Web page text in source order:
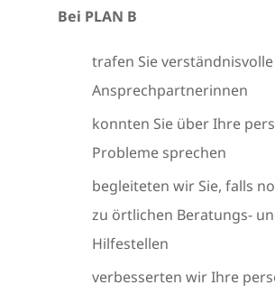
Bei PLAN B
trafen Sie verständnisvolle
Ansprechpartnerinnen
konnten Sie über Ihre
Probleme sprechen
begleiteten wir Sie, falls
zu örtlichen Beratungs-
Hilfestellen
verbesserten wir Ihre